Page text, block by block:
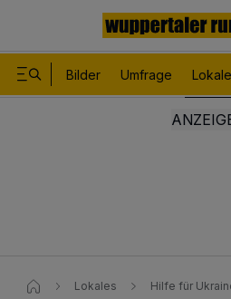
Bilder Umfrage
Lokales Hilfe für